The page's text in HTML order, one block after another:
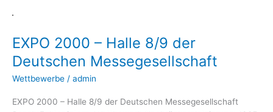
EXPO 2000 – Halle 8/9 der
Deutschen Messegesellschaft
Wettbewerbe / admin
EXPO 2000 – Hal­le 8/9 der Deut­schen Mes­se­ge­sell­schaft
EXPO
–
Halle
8/9
der
Messegesellschaft